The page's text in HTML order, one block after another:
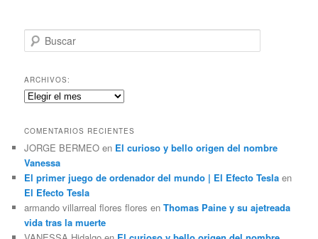
u
c
a
r
ARCHIVOS:
Archivos:
COMENTARIOS RECIENTES
JORGE BERMEO en El curioso y bello origen del nombre
Vanessa
El primer juego de ordenador del mundo | El Efecto Tesla en
El Efecto Tesla
armando villarreal flores flores enThomas Paine y su ajetreada
vida tras la muerte